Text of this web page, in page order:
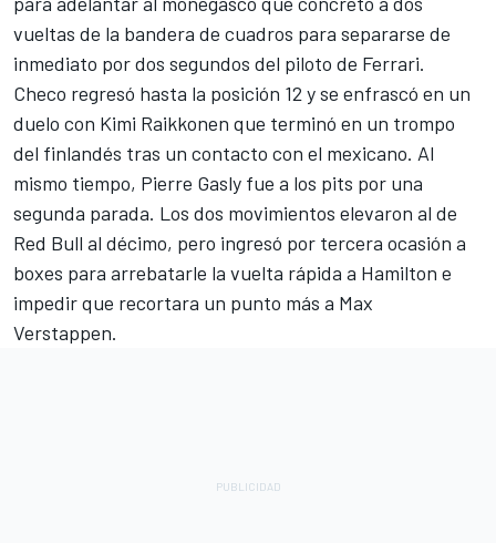
vueltas de la bandera de cuadros para separarse de
inmediato por dos segundos del piloto de Ferrari.
Checo regresó hasta la posición 12 y se enfrascó en un
duelo con Kimi Raikkonen que terminó en un trompo
del finlandés tras un contacto con el mexicano. Al
mismo tiempo, Pierre Gasly fue a los pits por una
segunda parada. Los dos movimientos elevaron al de
Red Bull al décimo, pero ingresó por tercera ocasión a
boxes para arrebatarle la vuelta rápida a Hamilton e
impedir que recortara un punto más a Max
Verstappen.